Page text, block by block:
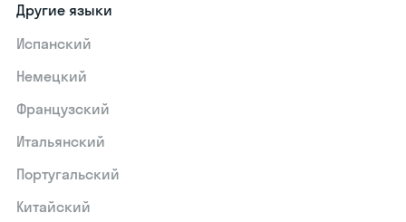
Другие языки
Испанский
Немецкий
Французский
Итальянский
Португальский
Китайский